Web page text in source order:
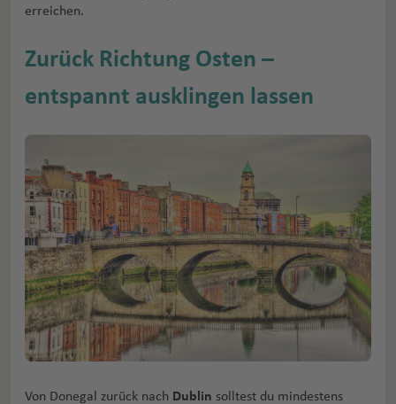
erreichen.
Zurück Richtung Osten –
entspannt ausklingen lassen
Von Donegal zurück nach Dublin solltest du mindestens